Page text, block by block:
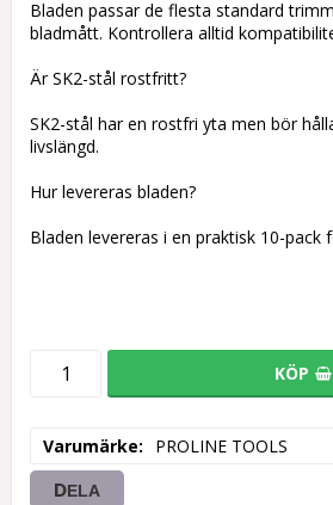
Bladen passar de flesta standard
bladmått. Kontrollera alltid
Är SK2-stål rostfritt?
SK2-stål har en rostfri yta men bör
livslängd.
Hur levereras bladen?
Bladen levereras i en praktisk 10-pack
KÖP
Varumärke PROLINE TOOLS
DELA